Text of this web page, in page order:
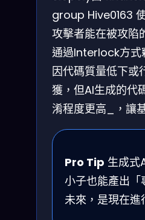
group Hive0163
攻擊者能在被攻陷
通過Interlock方式
因代碼質量低下或
獲，但AI生成的代
淆程度更高_，讓
Pro Tip 生成式
小子也能產出
未來，是現在進